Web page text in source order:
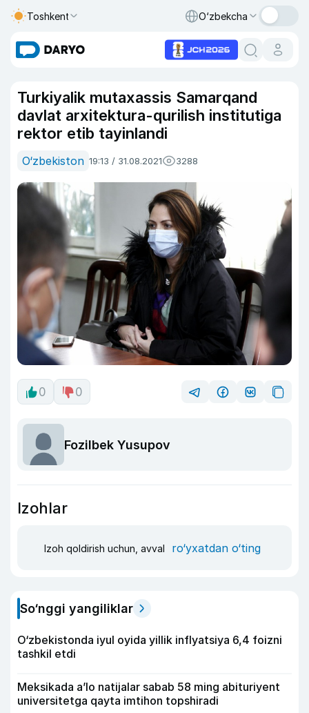
Toshkent O‘zbekcha
Turkiyalik mutaxassis Samarqand
davlat arxitektura-qurilish institutiga
rektor etib tayinlandi
O‘zbekiston 19:13 / 31.08.2021 3288
0 0
Fozilbek Yusupov
Izohlar
Izoh qoldirish uchun, avval ro‘yxatdan o‘ting
So‘nggi yangiliklar
O‘zbekistonda iyul oyida yillik inflyatsiya 6,4 foizni
tashkil etdi
Meksikada a’lo natijalar sabab 58 ming abituriyent
universitetga qayta imtihon topshiradi